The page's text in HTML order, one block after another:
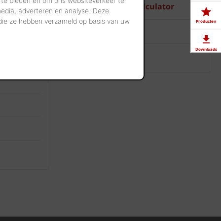
adverteren en analyse. Deze
ze hebben verzameld op basis van uw
Hoeveelheidscalculator
Producten
Downloads